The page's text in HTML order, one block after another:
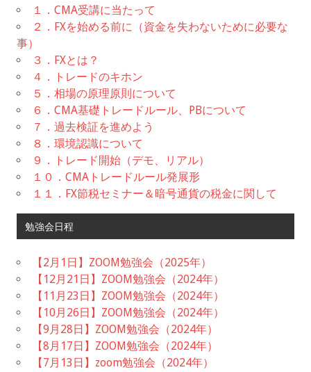
１．CMA受講に当たって
２．FXを始める前に（資金を失わないために必要な
事）
３．FXとは？
４．トレードのキホン
５．相場の原理原則について
６．CMA基礎トレードルール、PBについて
７．過去検証を進めよう
８．環境認識について
９．トレード開始（デモ、リアル）
１０．CMAトレードルール発展形
１１．FX節税セミナー＆暗号通貨の税金に関して
勉強会日程
【2月1日】ZOOM勉強会（2025年）
【12月21日】ZOOM勉強会（2024年）
【11月23日】ZOOM勉強会（2024年）
【10月26日】ZOOM勉強会（2024年）
【9月28日】ZOOM勉強会（2024年）
【8月17日】ZOOM勉強会（2024年）
【7月13日】zoom勉強会（2024年）